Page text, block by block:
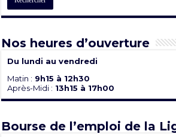
Nos heures d’ouverture
Du lundi au vendredi
Matin : 9h15 à 12h30
Après-Midi : 13h15 à 17h00
Bourse de l’emploi de la